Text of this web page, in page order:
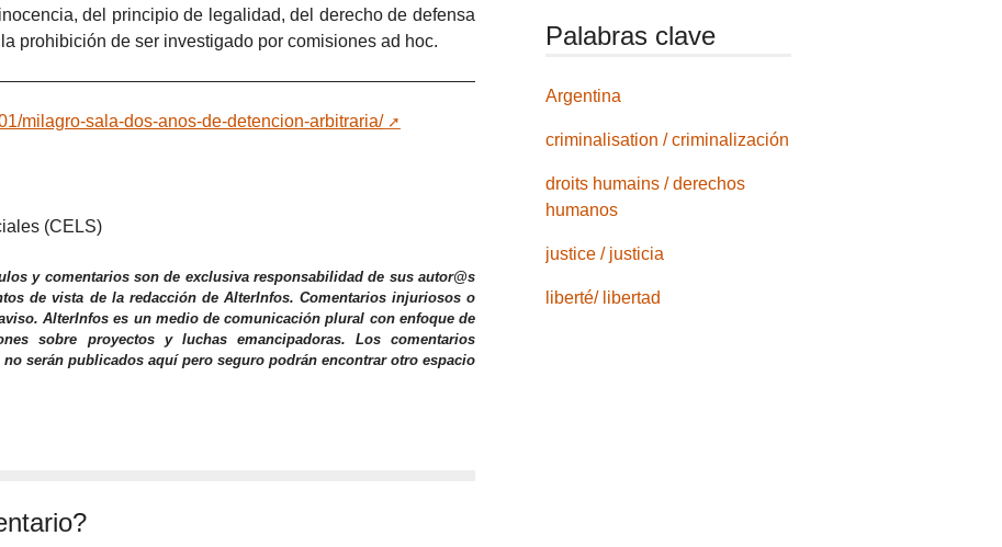
del principio de legalidad, del derecho de defensa
prohibición de ser investigado por comisiones ad hoc.
milagro-sala-dos-anos-de-detencion-arbitraria/
(CELS)
y comentarios son de exclusiva responsabilidad de sus autor@s
de vista de la redacción de AlterInfos. Comentarios injuriosos o
AlterInfos es un medio de comunicación plural con enfoque de
sobre proyectos y luchas emancipadoras. Los comentarios
serán publicados aquí pero seguro podrán encontrar otro espacio
Palabras clave
Argentina
criminalisation / criminalización
droits humains / derechos
humanos
justice / justicia
liberté/ libertad